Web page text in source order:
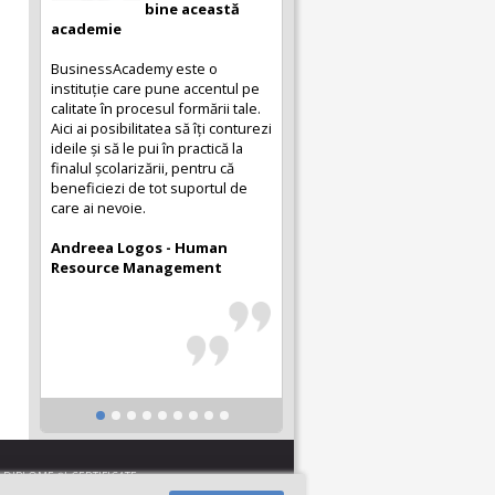
bine această
academie
BusinessAcademy este o
instituție care pune accentul pe
calitate în procesul formării tale.
Aici ai posibilitatea să îți conturezi
ideile și să le pui în practică la
finalul școlarizării, pentru că
beneficiezi de tot suportul de
care ai nevoie.
Andreea Logos - Human
Resource Management
DIPLOME ŞI CERTIFICATE